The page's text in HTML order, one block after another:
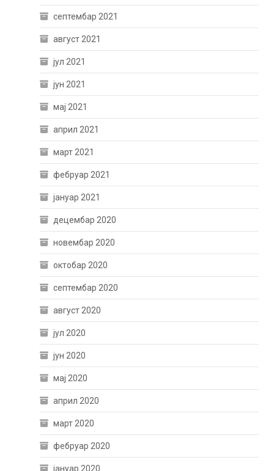
септембар 2021
август 2021
јул 2021
јун 2021
мај 2021
април 2021
март 2021
фебруар 2021
јануар 2021
децембар 2020
новембар 2020
октобар 2020
септембар 2020
август 2020
јул 2020
јун 2020
мај 2020
април 2020
март 2020
фебруар 2020
јануар 2020